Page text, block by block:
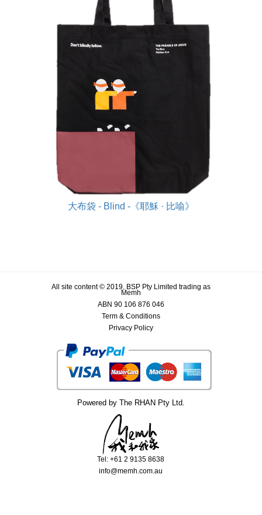
大布袋 - Blind -《耶穌 · 比喻》
All site content © 2019, BSP Pty Limited trading as
Memh
ABN 90 106 876 046
Term & Conditions
Privacy Policy
Powered by The RHAN Pty Ltd.
Tel: +61 2 9135 8638
info@memh.com.au